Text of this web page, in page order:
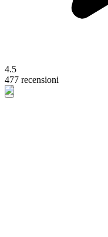
4.5
477 recensioni